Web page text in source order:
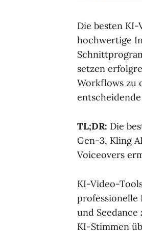
Die besten
hochwertige
setzen
Workflows zu
TL;DR: Die
Gen-3, Kling
Voiceovers
KI-Video-
professionelle
und
KI-Stimmen